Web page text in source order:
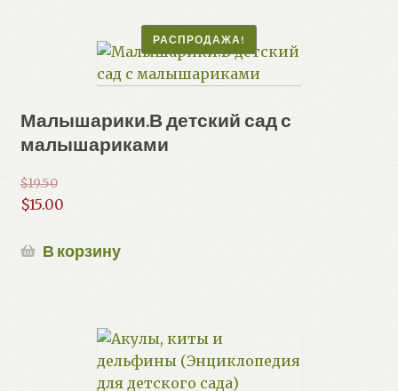
Малышарики.В детский сад с
малышариками
РАСПРОДАЖА!
$19.50
Первоначальная
составляла
$15.00
цена:В корзину